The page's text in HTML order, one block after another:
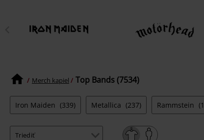
Merch kapiel Top Bands (7534)
Iron Maiden (339) Metallica (237) Rammstein